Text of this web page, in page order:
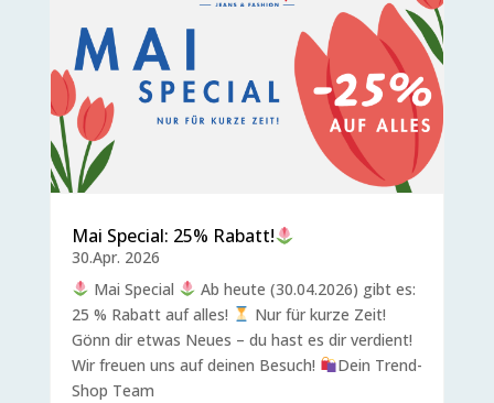
Mai Special: 25% Rabatt!
30.Apr. 2026
Mai Special
Ab heute (30.04.2026) gibt es:
25 % Rabatt auf alles!
Nur für kurze Zeit!
Gönn dir etwas Neues – du hast es dir verdient!
Wir freuen uns auf deinen Besuch!
Dein Trend-
Shop Team